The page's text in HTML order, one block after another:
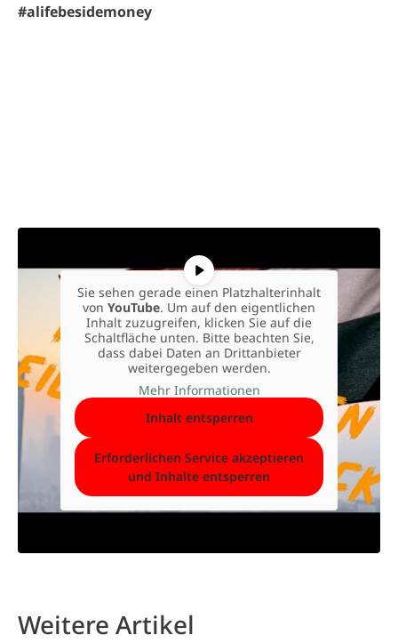
#alifebesidemoney
Sie sehen gerade einen Platzhalterinhalt
von YouTube. Um auf den eigentlichen
Inhalt zuzugreifen, klicken Sie auf die
Schaltfläche unten. Bitte beachten Sie,
dass dabei Daten an Drittanbieter
weitergegeben werden.
Mehr Informationen
Inhalt entsperren
Erforderlichen Service akzeptieren
und Inhalte entsperren
Weitere Artikel